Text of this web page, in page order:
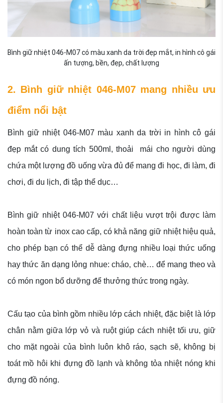
Bình giữ nhiệt 046-M07 có màu xanh da trời đẹp mắt, in hình cô gái
ấn tượng, bền, đẹp, chất lượng
2. Bình giữ nhiệt 046-M07 mang nhiều ưu
điểm nổi bật
Bình giữ nhiệt 046-M07 màu xanh da trời in hình cô gái
đẹp mắt có dung tích 500ml, thoải mái cho người dùng
chứa một lượng đồ uống vừa đủ để mang đi học, đi làm, đi
chơi, đi du lịch, đi tập thể dục…
Bình giữ nhiệt 046-M07 với chất liệu vượt trội được làm
hoàn toàn từ inox cao cấp, có khả năng giữ nhiệt hiệu quả,
cho phép bạn có thể dễ dàng đựng nhiều loại thức uống
hay thức ăn dạng lỏng nhue: cháo, chè… để mang theo và
có món ngon bổ dưỡng để thưởng thức trong ngày.
Cấu tạo của bình gồm nhiều lớp cách nhiệt, đặc biệt là lớp
chân nằm giữa lớp vỏ và ruột giúp cách nhiệt tối ưu, giữ
cho mặt ngoài của bình luôn khô ráo, sạch sẽ, không bị
toát mồ hôi khi đựng đồ lạnh và không tỏa nhiệt nóng khi
đựng đồ nóng.